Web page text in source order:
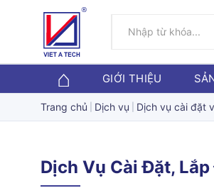
GIỚI THIỆU
Trang chủ Dịch vụ Dịch vụ cài đặt
Dịch Vụ Cài Đặt,